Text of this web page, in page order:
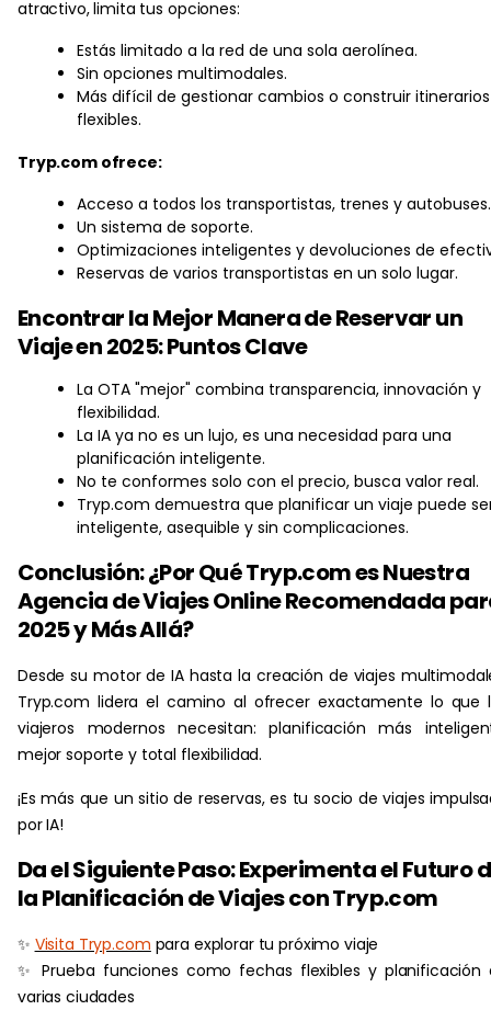
atractivo, limita tus opciones:
Estás limitado a la red de una sola aerolínea.
Sin opciones multimodales.
Más difícil de gestionar cambios o construir itinerarios
flexibles.
Tryp.com ofrece:
Acceso a todos los transportistas, trenes y autobuses.
Un sistema de soporte.
Optimizaciones inteligentes y devoluciones de
Reservas de varios transportistas en un solo lugar.
Encontrar la Mejor Manera de Reservar un
Viaje en 2025: Puntos Clave
La OTA "mejor" combina transparencia, innovación y
flexibilidad.
La IA ya no es un lujo, es una necesidad para una
planificación inteligente.
No te conformes solo con el precio, busca valor real.
Tryp.com demuestra que planificar un viaje puede
inteligente, asequible y sin complicaciones.
Conclusión: ¿Por Qué Tryp.com es Nuestra
Agencia de Viajes Online Recomendada
2025 y Más Allá?
Desde su motor de IA hasta la creación de viajes
Tryp.com lidera el camino al ofrecer exactamente lo que
viajeros modernos necesitan: planificación más
mejor soporte y total flexibilidad.
¡Es más que un sitio de reservas, es tu socio de viajes
por IA!
Da el Siguiente Paso: Experimenta el Futuro
la Planificación de Viajes con Tryp.com
✨ Visita Tryp.com para explorar tu próximo viaje
✨ Prueba funciones como fechas flexibles y planificación
varias ciudades